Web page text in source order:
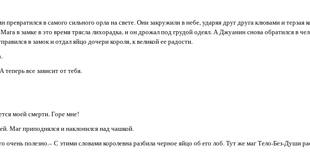
в самого сильного орла на свете. Они закружили в небе, ударяя друг друга клювами и терзая
в замке в это время трясла лихорадка, и он дрожал под грудой одеял. А Джуанин снова обратился в
в замок и отдал яйцо дочери короля, к великой ее радости.
все зависит от тебя.
моей смерти. Горе мне!
Маг приподнялся и наклонился над чашкой.
полезно.– С этими словами королевна разбила черное яйцо об его лоб. Тут же маг Тело-Без-Души